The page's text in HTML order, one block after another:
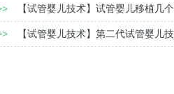
【试管婴儿技术】试管婴儿移植几
【试管婴儿技术】第二代试管婴儿